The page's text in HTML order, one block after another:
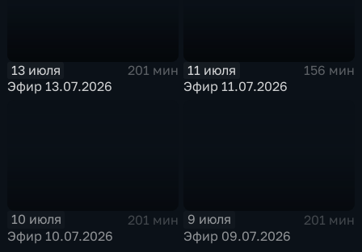
13 июля
201 мин
Эфир 13.07.2026
11 июля
156 мин
Эфир 11.07.2026
10 июля
201 мин
Эфир 10.07.2026
9 июля
201 мин
Эфир 09.07.2026